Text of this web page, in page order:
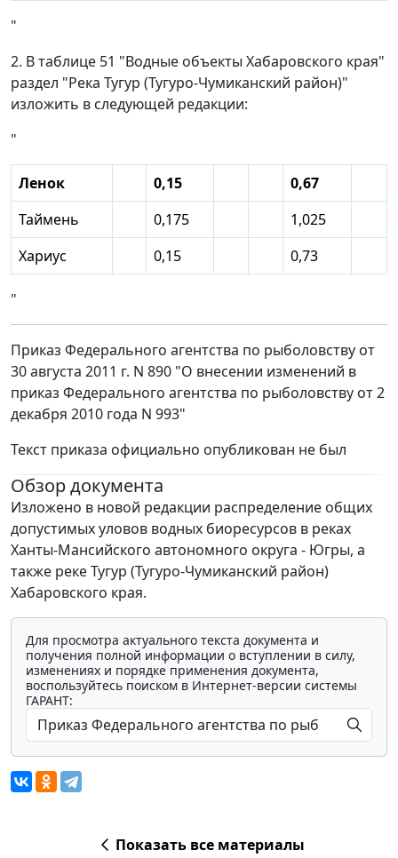
"
2. В таблице 51 "Водные объекты Хабаровского края"
раздел "Река Тугур (Тугуро-Чумиканский район)"
изложить в следующей редакции:
"
Ленок 0,15
0,67
Таймень
0,175
1,025
Хариус
0,15 0,73
"
Приказ Федерального агентства по рыболовству от
30 августа 2011 г. N 890 "О внесении изменений в
приказ Федерального агентства по рыболовству от 2
декабря 2010 года N 993"
Текст приказа официально опубликован не был
Обзор документа
Изложено в новой редакции распределение общих
допустимых уловов водных биоресурсов в реках
Ханты-Мансийского автономного округа - Югры, а
также реке Тугур (Тугуро-Чумиканский район)
Хабаровского края.
Для просмотра актуального текста документа и
получения полной информации о вступлении в силу,
изменениях и порядке применения документа,
воспользуйтесь поиском в Интернет-версии системы
ГАРАНТ:
Показать все материалы